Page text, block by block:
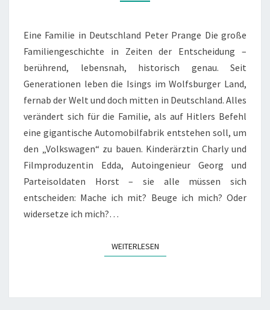
Eine Familie in Deutschland Peter Prange Die große
Familiengeschichte in Zeiten der Entscheidung –
berührend, lebensnah, historisch genau. Seit
Generationen leben die Isings im Wolfsburger Land,
fernab der Welt und doch mitten in Deutschland. Alles
verändert sich für die Familie, als auf Hitlers Befehl
eine gigantische Automobilfabrik entstehen soll, um
den „Volkswagen“ zu bauen. Kinderärztin Charly und
Filmproduzentin Edda, Autoingenieur Georg und
Parteisoldaten Horst – sie alle müssen sich
entscheiden: Mache ich mit? Beuge ich mich? Oder
widersetze ich mich?…
WEITERLESENWEITERLESEN